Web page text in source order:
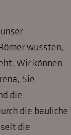
wussten,
Wir können
Sie
die
die bauliche
die